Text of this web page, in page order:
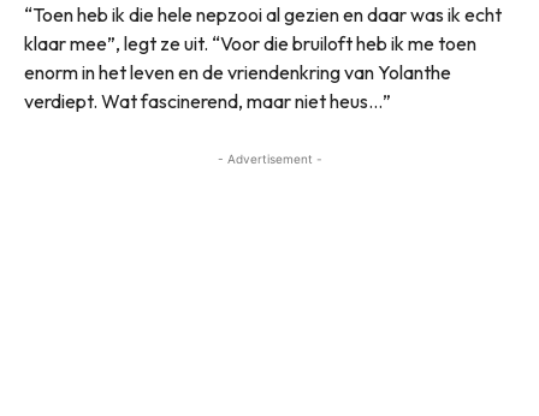
“Toen heb ik die hele nepzooi al gezien en daar was ik echt
klaar mee”, legt ze uit. “Voor die bruiloft heb ik me toen
enorm in het leven en de vriendenkring van Yolanthe
verdiept. Wat fascinerend, maar niet heus…”
- Advertisement -